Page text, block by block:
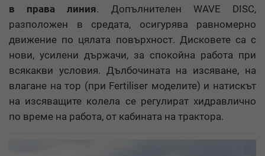
в права линия. Допълнителен WAVE DISC,
разположен в средата, осигурява равномерно
движение по цялата повърхност. Дисковете са с
нови, усилени държачи, за спокойна работа при
всякакви условия. Дълбочината на изсяване, на
влагане на тор (при Fertiliser моделите) и натискът
на изсяващите колела се регулират хидравлично
по време на работа, от кабината на трактора.